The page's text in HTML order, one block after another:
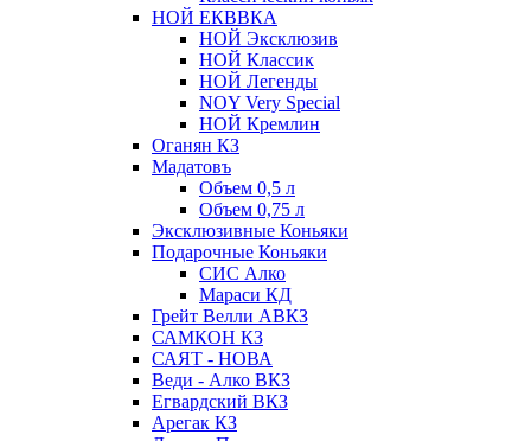
НОЙ ЕКВВКА
НОЙ Эксклюзив
НОЙ Классик
НОЙ Легенды
NOY Very Speсial
НОЙ Кремлин
Оганян КЗ
Мадатовъ
Объем 0,5 л
Объем 0,75 л
Эксклюзивные Коньяки
Подарочные Коньяки
СИС Алко
Мараси КД
Грейт Велли АВКЗ
САМКОН КЗ
САЯТ - НОВА
Веди - Алко ВКЗ
Егвардский ВКЗ
Арегак КЗ